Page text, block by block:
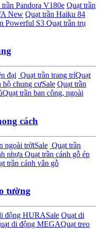
trần Pandora V180e Quạt trần
New Quạt trần Haiku 84
Powerful S3 Quạt trần trụ
đại Quạt trần trang tríQuạt
hộ chung cưSale Quạt trần
Quạt trần ban công, ngoài
cách
ngoài trờiSale Quạt trần
nhựa Quạt trần cánh gỗ ép
trần cánh vân gỗ
tường
động HURASale Quạt di
di động MEGAQuạt treo